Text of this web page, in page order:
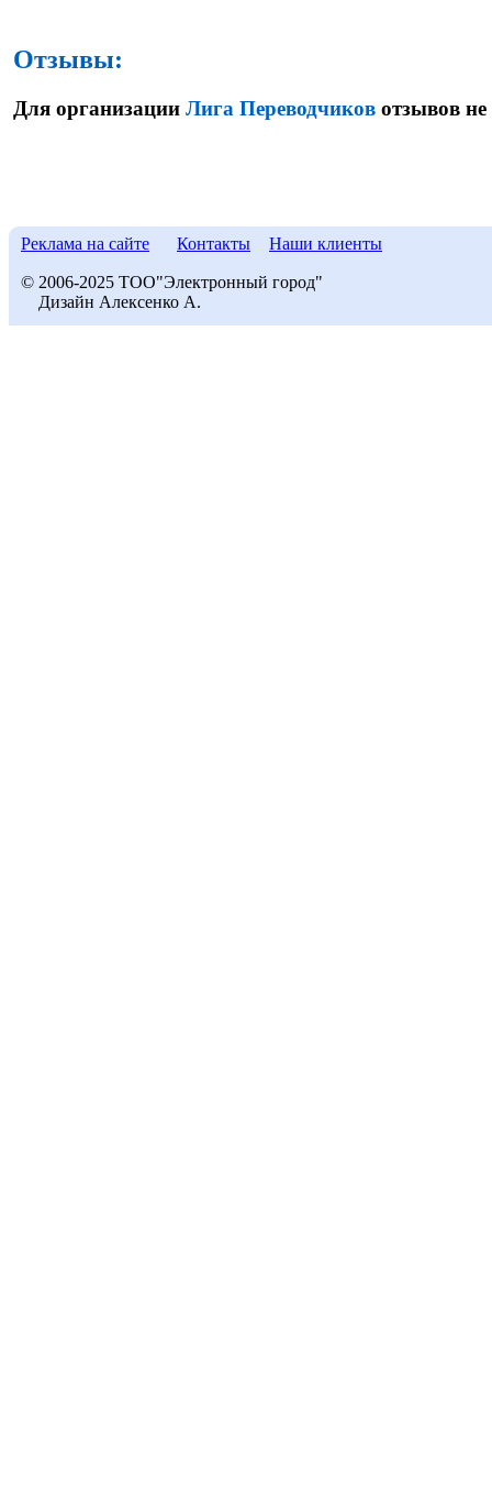
Отзывы:
Для организации Лига Переводчиков отзывов
Реклама на сайте Контакты Наши клиенты
© 2006-2025 ТОО"Электронный город"
Дизайн Алексенко А.